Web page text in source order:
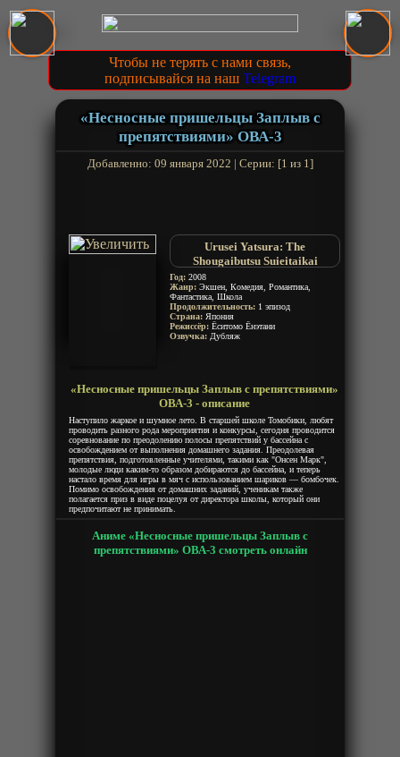
Чтобы не терять с нами связь,
подписывайся на наш Telegram
«Несносные пришельцы Заплыв с
препятствиями» ОВА-3
Добавленно: 09 января 2022 | Серии: [1 из 1]
Urusei Yatsura: The
Shougaibutsu Suieitaikai
Год: 2008
Жанр: Экшен, Комедия, Романтика,
Фантастика, Школа
Продолжительность: 1 эпизод
Страна: Япония
Режиссёр: Ёситомо Ёнэтани
Озвучка: Дубляж
«Несносные пришельцы Заплыв с препятствиями»
ОВА-3 - описание
Наступило жаркое и шумное лето. В старшей школе Томобики, любят
проводить разного рода мероприятия и конкурсы, сегодня проводится
соревнование по преодолению полосы препятствий у бассейна с
освобождением от выполнения домашнего задания. Преодолевая
препятствия, подготовленные учителями, такими как "Онсен Марк",
молодые люди каким-то образом добираются до бассейна, и теперь
настало время для игры в мяч с использованием шариков — бомбочек.
Помимо освобождения от домашних заданий, ученикам также
полагается приз в виде поцелуя от директора школы, который они
предпочитают не принимать.
Аниме «Несносные пришельцы Заплыв с
препятствиями» ОВА-3 смотреть онлайн